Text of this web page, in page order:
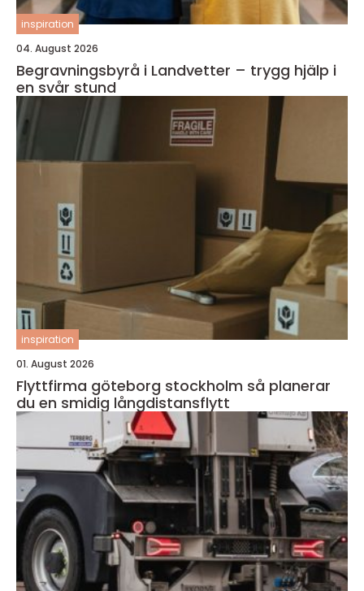
inspiration
04. August 2026
Begravningsbyrå i Landvetter – trygg hjälp i
en svår stund
inspiration
01. August 2026
Flyttfirma göteborg stockholm så planerar
du en smidig långdistansflytt